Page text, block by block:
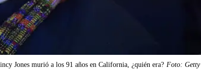
Jones murió a los 91 años en California, ¿quién era? Foto: Getty